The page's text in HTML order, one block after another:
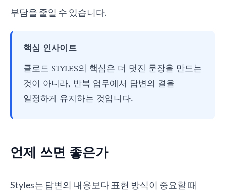
부담을 줄일 수 있습니다.
핵심 인사이트
클로드 STYLES의 핵심은 더 멋진 문장을 만드는
것이 아니라, 반복 업무에서 답변의 결을
일정하게 유지하는 것입니다.
언제 쓰면 좋은가
Styles는 답변의 내용보다 표현 방식이 중요할 때